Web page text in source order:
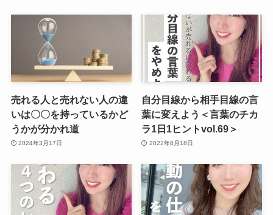
売れる人と売れない人の違
いは〇〇を持っているかど
うかが分かれ道
2024年3月17日
自分目線から相手目線の言
葉に変えよう＜言葉のチカ
ラ1日1ヒントvol.69＞
2022年8月18日